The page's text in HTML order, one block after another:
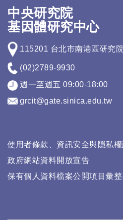
中央研究院
基因體研究中心
115201 台北市南港區研究
(02)2789-9930
週一至週五 09:00-18:00
grcit@gate.sinica.edu.tw
使用者條款、資訊安全與隱私
政府網站資料開放宣告
保有個人資料檔案公開項目彙整